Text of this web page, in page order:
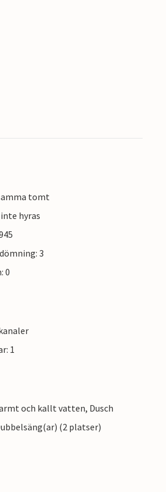
tomt
hyras
3
0
1
och kallt vatten, Dusch
(2 platser)